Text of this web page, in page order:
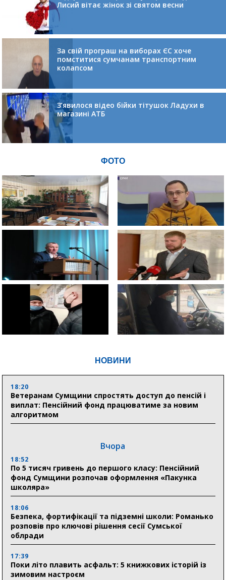
НОВИНИ
18:20
Ветеранам Сумщини спростять доступ до пенсій і
виплат: Пенсійний фонд працюватиме за новим
алгоритмом
Вчора
18:52
По 5 тисяч гривень до першого класу: Пенсійний
фонд Сумщини розпочав оформлення «Пакунка
школяра»
18:06
Безпека, фортифікації та підземні школи: Романько
розповів про ключові рішення сесії Сумської
облради
17:39
Поки літо плавить асфальт: 5 книжкових історій із
зимовим настроєм
Лисий вітає жінок зі святом весни
За свій програш на виборах ЄС хоче
помститися сумчанам транспортним
колапсом
З’явилося відео бійки тітушок Ладухи в
магазині АТБ
ФОТО